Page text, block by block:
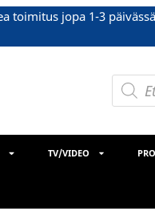
toimitus jopa 1-3 päivässä
TV/VIDEO